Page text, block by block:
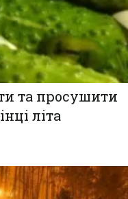
та просушити
літа